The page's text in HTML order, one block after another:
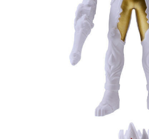
東海門市自取，需自備購物袋取貨唷。